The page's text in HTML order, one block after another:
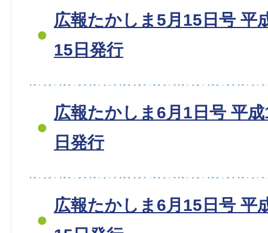
広報たかしま5月15日号 平
15日発行
広報たかしま6月1日号 平
日発行
広報たかしま6月15日号 平